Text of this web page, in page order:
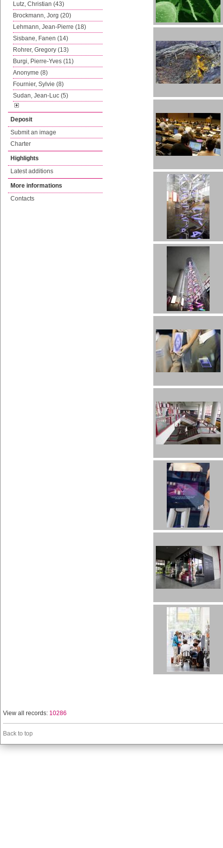
Lutz, Christian (43)
Brockmann, Jorg (20)
Lehmann, Jean-Pierre (18)
Sisbane, Fanen (14)
Rohrer, Gregory (13)
Burgi, Pierre-Yves (11)
Anonyme (8)
Fournier, Sylvie (8)
Sudan, Jean-Luc (5)
Deposit
Submit an image
Charter
Highlights
Latest additions
More informations
Contacts
View all records: 10286
Back to top